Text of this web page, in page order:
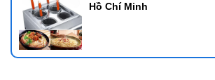
Hồ Chí Minh